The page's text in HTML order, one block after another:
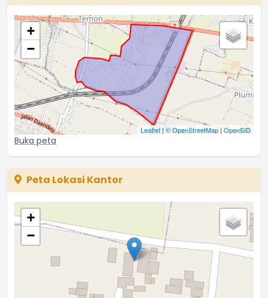
+
−
Leaflet|© OpenStreetMap|OpenSID
Buka peta
Peta Lokasi Kantor
+
−